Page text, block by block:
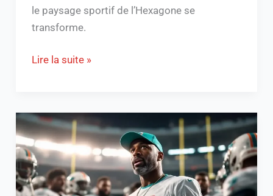
le paysage sportif de l’Hexagone se
transforme.
Lire la suite »
Terrell
Williams
:
découvrez
son